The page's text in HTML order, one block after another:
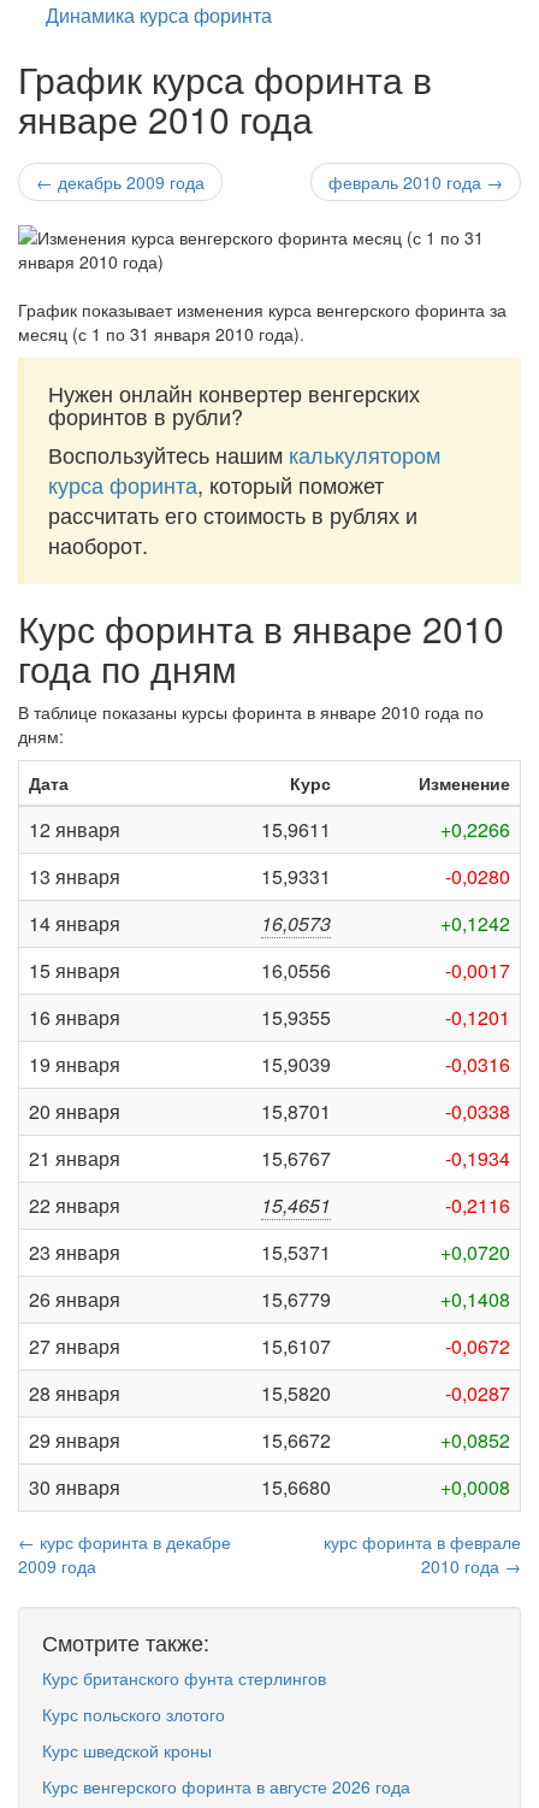
Динамика курса форинта
График курса форинта в
январе 2010 года
← декабрь 2009 года февраль 2010 года →
График показывает изменения курса венгерского форинта за
месяц (с 1 по 31 января 2010 года).
Нужен онлайн конвертер венгерских
форинтов в рубли?
Воспользуйтесь нашим калькулятором
курса форинта, который поможет
рассчитать его стоимость в рублях и
наоборот.
Курс форинта в январе 2010
года по дням
В таблице показаны курсы форинта в январе 2010 года по
дням:
Дата
Курс Изменение
12 января 15,9611
+0,2266
13 января
15,9331
-0,0280
14 января
16,0573
+0,1242
15 января
16,0556
-0,0017
16 января
15,9355
-0,1201
19 января
15,9039
-0,0316
20 января
15,8701
-0,0338
21 января
15,6767
-0,1934
22 января
15,4651
-0,2116
23 января
15,5371
+0,0720
26 января
15,6779
+0,1408
27 января
15,6107
-0,0672
28 января
15,5820
-0,0287
29 января
15,6672
+0,0852
30 января
15,6680 +0,0008
← курс форинта в декабре
2009 года
курс форинта в феврале
2010 года →
Смотрите также:
Курс британского фунта стерлингов
Курс польского злотого
Курс шведской кроны
Курс венгерского форинта в августе 2026 года